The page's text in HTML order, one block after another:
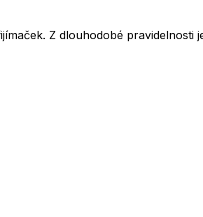
Z dlouhodobé pravidelnosti